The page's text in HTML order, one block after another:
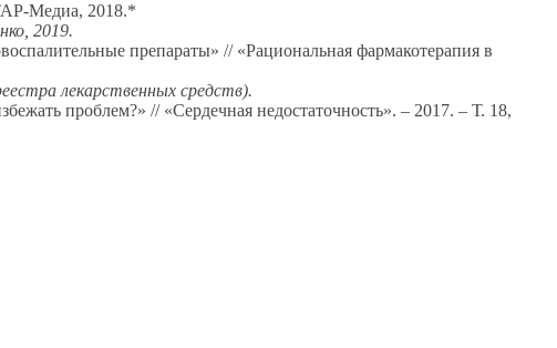
Медиа, 2018.*
2019.
препараты» // «Рациональная фармакотерапия в
лекарственных средств).
проблем?» // «Сердечная недостаточность». – 2017. – Т. 18,